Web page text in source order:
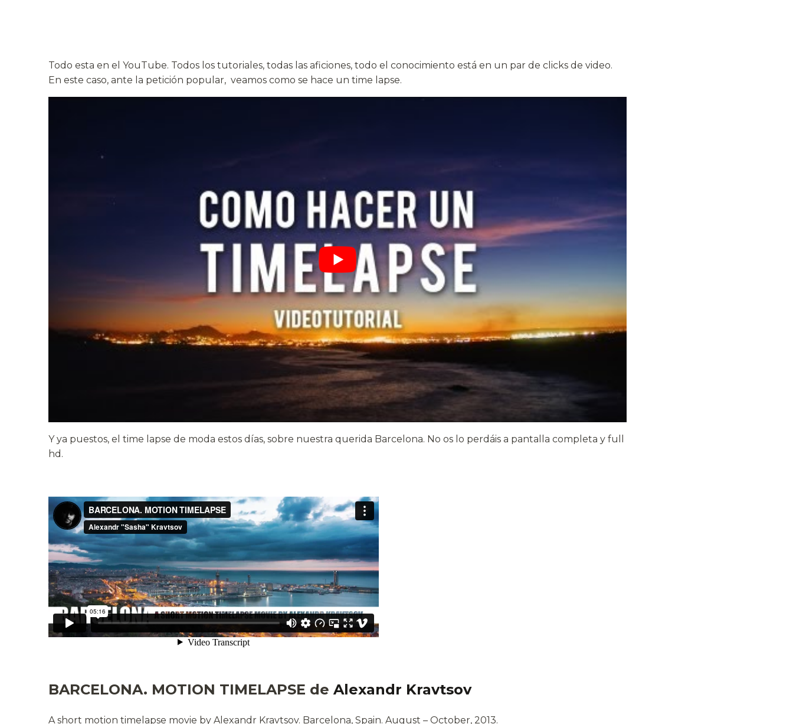
Todo esta en el YouTube. Todos los tutoriales, todas las aficiones, todo el conocimiento está en un par de clicks de video.
En este caso, ante la petición popular, veamos como se hace un time lapse.
Y ya puestos, el time lapse de moda estos días, sobre nuestra querida Barcelona. No os lo perdáis a pantalla completa y full
hd.
BARCELONA. MOTION TIMELAPSE de Alexandr Kravtsov
A short motion timelapse movie by Alexandr Kravtsov. Barcelona, Spain. August – October, 2013.